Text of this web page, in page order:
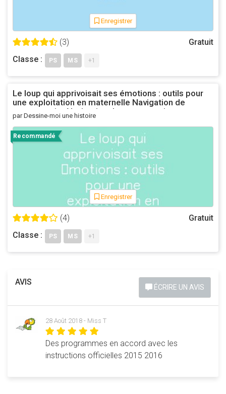
Enregistrer
(3)
Gratuit
Classe :
PS MS +1
Le loup qui apprivoisait ses émotions : outils pour
une exploitation en maternelle Navigation de
commentaire Navigation de commentaire
par Dessine-moi une histoire
Recommandé
Enregistrer
(4)
Gratuit
Classe :
PS MS +1
AVIS
ÉCRIRE UN AVIS
28 Août 2018 - Miss T
Des programmes en accord avec les
instructions officielles 2015 2016